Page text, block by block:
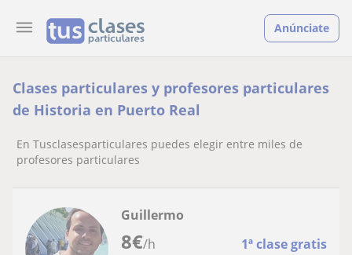
Anúnciate
Clases particulares y profesores particulares
de Historia en Puerto Real
En Tusclasesparticulares puedes elegir entre miles de
profesores particulares
8€/h 1ª clase gratis
Guillermo